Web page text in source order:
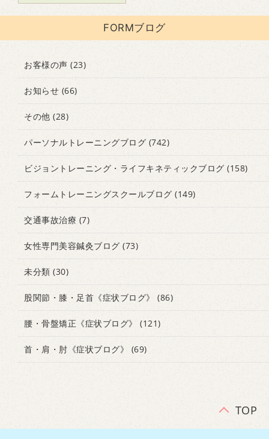
FORMブログ
お客様の声 (23)
お知らせ (66)
その他 (28)
パーソナルトレーニングブログ (742)
ビジョントレーニング・ライフキネティックブログ (158)
フォームトレーニングスクールブログ (149)
交通事故治療 (7)
女性専門美容鍼灸ブログ (73)
未分類 (30)
股関節・膝・足首《症状ブログ》 (86)
腰・骨盤矯正《症状ブログ》 (121)
首・肩・肘《症状ブログ》 (69)
TOP